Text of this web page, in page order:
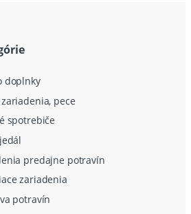
doplnky
pece
spotrebiče
predajne potravín
zariadenia
potravín